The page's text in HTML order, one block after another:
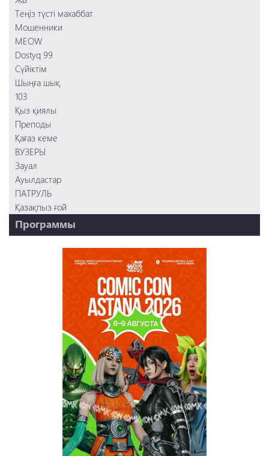
Сүйіктім
Мошенники
Теңіз түсті махаббат
Мошенники
MEOW
Dostyq 99
Сүйіктім
Шыңға шық
103
Қыз қиялы
Преподы
Қағаз кеме
ВУЗЕРЫ
Зауал
Ауылдастар
ПАТРУЛЬ
Қазақпыз ғой
Программы
Ұ-Night show